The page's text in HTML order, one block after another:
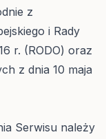
z
i Rady
r. (RODO) oraz
z dnia 10 maja
Serwisu należy